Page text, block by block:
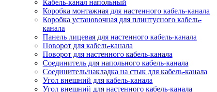
Кабель-канал напольный
Коробка монтажная для настенного кабель-канала
Коробка установочная для плинтусного кабель-
канала
Панель лицевая для настенного кабель-канала
Поворот для кабель-канала
Поворот для настенного кабель-канала
Соединитель для напольного кабель-канала
Соединитель/накладка на стык для кабель-канала
Угол внешний для кабель-канала
Угол внешний для настенного кабель-канала